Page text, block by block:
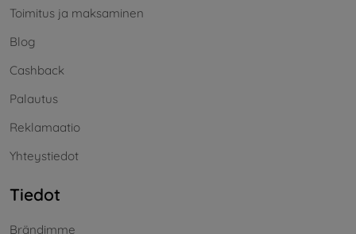
Toimitus ja maksaminen
Blog
Cashback
Palautus
Reklamaatio
Yhteystiedot
Tiedot
Brändimme